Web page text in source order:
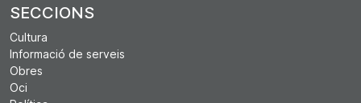
SECCIONS
Cultura
Informació de serveis
Obres
Oci